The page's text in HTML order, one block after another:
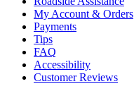
My Account & Orders
Payments
Tips
FAQ
Accessibility
Customer Reviews